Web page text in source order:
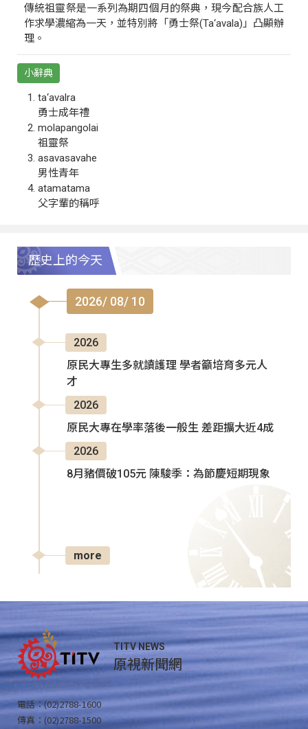
傳統祖靈祭是一系列為期四個月的祭典，現今配合族人工
作求學濃縮為一天，並特別將「勇士祭(Ta‘avala)」凸顯辦
理。
小辭典
ta‘avalra
勇士成年禮
molapangolai
祖靈祭
asavasavahe
男性青年
atamatama
父字輩的稱呼
歷史上的今天
2026/ 08/ 10
2026
原民大專生多就讀護理 學者籲培育多元人
才
2026
原民大專在學率落後一般生 差距擴大近4成
2026
8月豬價破105元 陳駿季：為節慶短期現象
more
TITV NEWS
原視新聞網
電話：(02)2788-1600
傳真：(02)2788-1500